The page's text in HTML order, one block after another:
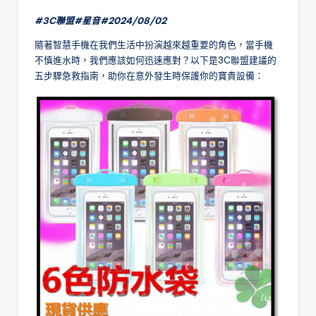
#3C聯盟#星音#2024/08/02
隨著智慧手機在我們生活中扮演越來越重要的角色，當手機
不慎進水時，我們應該如何迅速應對？以下是3C聯盟建議的
五步驟急救指南，助你在意外發生時保護你的寶貴設備：